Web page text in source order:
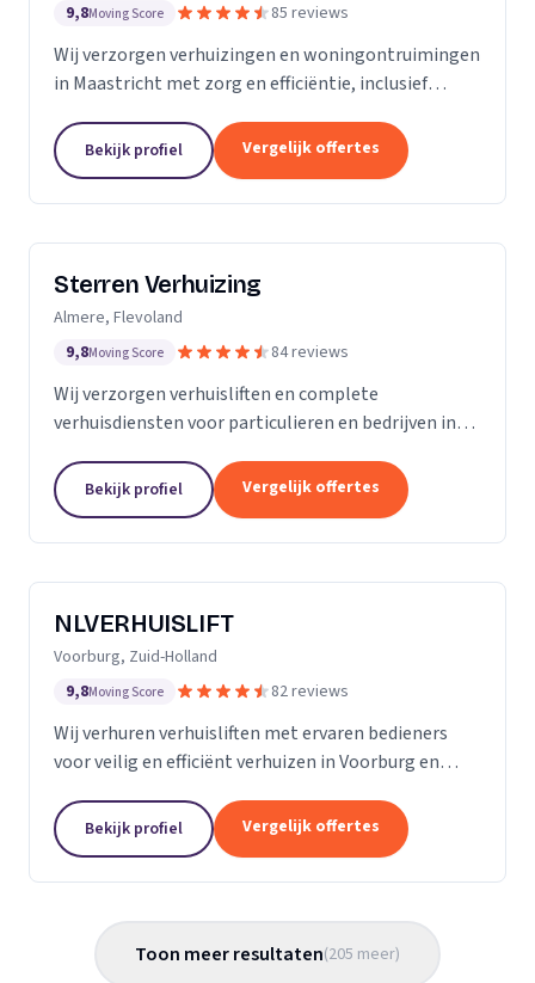
9,8Moving Score 85 reviews
Wij verzorgen verhuizingen en woningontruimingen
in Maastricht met zorg en efficiëntie, inclusief
Bekijk profiel Vergelijk offertes
Sterren Verhuizing
Almere, Flevoland
9,8Moving Score 84 reviews
Wij verzorgen verhuisliften en complete
verhuisdiensten voor particulieren en bedrijven in
Bekijk profiel Vergelijk offertes
NLVERHUISLIFT
Voorburg, Zuid-Holland
9,8Moving Score 82 reviews
Wij verhuren verhuisliften met ervaren bedieners
voor veilig en efficiënt verhuizen in Voorburg en
Bekijk profiel Vergelijk offertes
Toon meer resultaten(205 meer)